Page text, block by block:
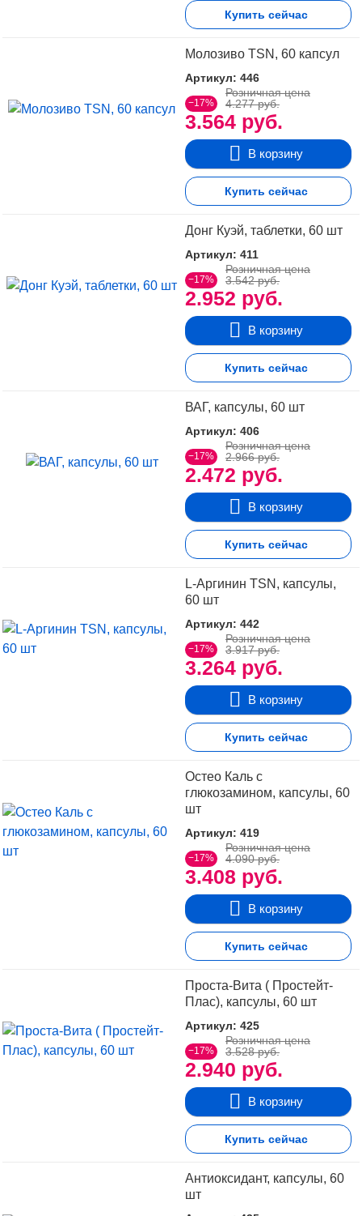
Купить сейчас
Молозиво TSN, 60 капсул
Артикул: 446
−17%
3.564 руб.
Розничная цена
4.277 руб.
В корзину
Купить сейчас
Донг Куэй, таблетки, 60 шт
Артикул: 411
−17%
2.952 руб.
Розничная цена
3.542 руб.
В корзину
Купить сейчас
ВАГ, капсулы, 60 шт
Артикул: 406
−17%
2.472 руб.
Розничная цена
2.966 руб.
В корзину
Купить сейчас
L-Аргинин TSN, капсулы,
60 шт
Артикул: 442
−17%
3.264 руб.
Розничная цена
3.917 руб.
В корзину
Купить сейчас
Остео Каль с
глюкозамином, капсулы, 60
шт
Артикул: 419
−17%
3.408 руб.
Розничная цена
4.090 руб.
В корзину
Купить сейчас
Проста-Вита ( Простейт-
Плас), капсулы, 60 шт
Артикул: 425
−17%
2.940 руб.
Розничная цена
3.528 руб.
В корзину
Купить сейчас
Антиоксидант, капсулы, 60
шт